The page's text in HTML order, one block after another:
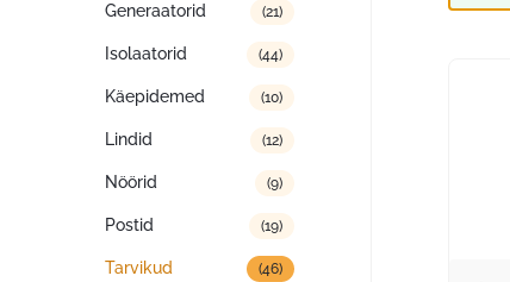
Generaatorid (21)
Isolaatorid (44)
Käepidemed (10)
Lindid (12)
Nöörid (9)
Postid (19)
Tarvikud (46)